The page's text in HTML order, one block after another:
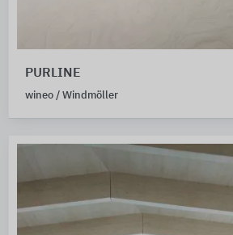
PURLINE
wineo / Windmöller